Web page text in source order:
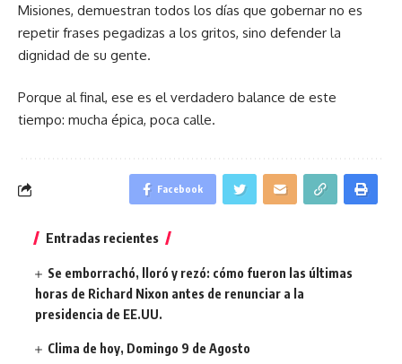
Misiones, demuestran todos los días que gobernar no es
repetir frases pegadizas a los gritos, sino defender la
dignidad de su gente.
Porque al final, ese es el verdadero balance de este
tiempo: mucha épica, poca calle.
Facebook
Entradas recientes
Se emborrachó, lloró y rezó: cómo fueron las últimas
horas de Richard Nixon antes de renunciar a la
presidencia de EE.UU.
Clima de hoy, Domingo 9 de Agosto